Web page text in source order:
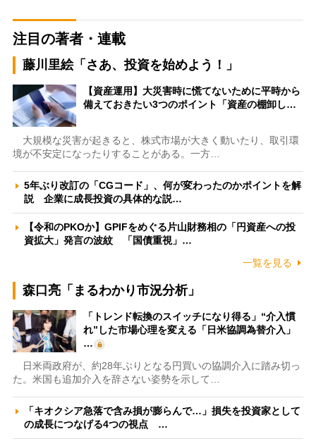
注目の著者・連載
藤川里絵「さあ、投資を始めよう！」
【資産運用】大災害時に慌てないために平時から
備えておきたい3つのポイント「資産の棚卸し…
大規模な災害が起きると、株式市場が大きく動いたり、取引環
境が不安定になったりすることがある。一方…
5年ぶり改訂の「CGコード」、何が変わったのかポイントを解
説 企業に成長投資の具体的な説…
【令和のPKOか】GPIFをめぐる片山財務相の「円資産への投
資拡大」発言の波紋 「国債重視」…
一覧を見る
森口亮「まるわかり市況分析」
「トレンド転換のスイッチになり得る」“介入慣
れ”した市場心理を変える「日米協調為替介入」
…
日米両政府が、約28年ぶりとなる円買いの協調介入に踏み切っ
た。米国も追加介入を辞さない姿勢を示して…
「キオクシア急落で含み損が膨らんで…」損失を投資家として
の成長につなげる4つの視点 …